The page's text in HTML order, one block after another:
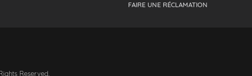
FAIRE UNE RÉCLAMATION
Reserved.